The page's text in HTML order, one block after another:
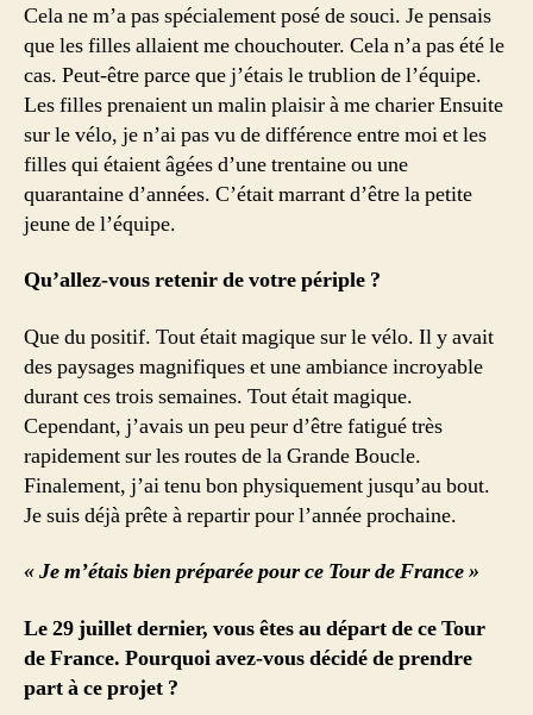
Cela ne m’a pas spécialement posé de souci. Je pensais
que les filles allaient me chouchouter. Cela n’a pas été le
cas. Peut-être parce que j’étais le trublion de l’équipe.
Les filles prenaient un malin plaisir à me charier Ensuite
sur le vélo, je n’ai pas vu de différence entre moi et les
filles qui étaient âgées d’une trentaine ou une
quarantaine d’années. C’était marrant d’être la petite
jeune de l’équipe.
Qu’allez-vous retenir de votre périple ?
Que du positif. Tout était magique sur le vélo. Il y avait
des paysages magnifiques et une ambiance incroyable
durant ces trois semaines. Tout était magique.
Cependant, j’avais un peu peur d’être fatigué très
rapidement sur les routes de la Grande Boucle.
Finalement, j’ai tenu bon physiquement jusqu’au bout.
Je suis déjà prête à repartir pour l’année prochaine.
« Je m’étais bien préparée pour ce Tour de France »
Le 29 juillet dernier, vous êtes au départ de ce Tour
de France. Pourquoi avez-vous décidé de prendre
part à ce projet ?